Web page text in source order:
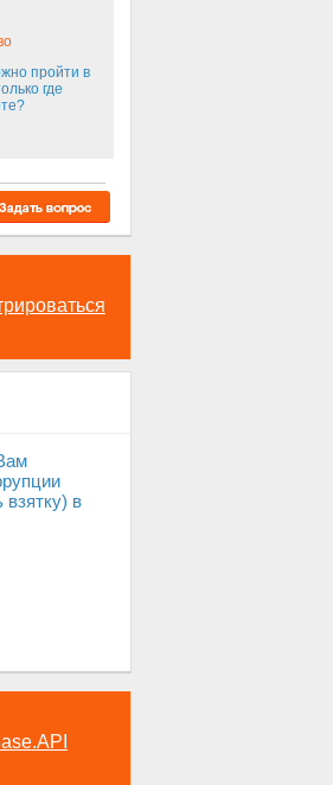
пройти в
где
взятку) в